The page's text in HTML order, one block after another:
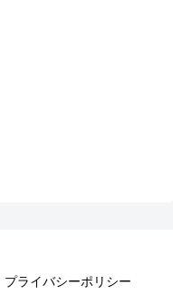
プライバシーポリシー